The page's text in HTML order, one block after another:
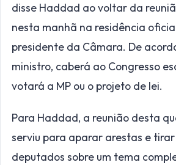
disse Haddad ao voltar da
nesta manhã na residência
presidente da Câmara. De
ministro, caberá ao Congresso
votará a MP ou o projeto de lei.
Para Haddad, a reunião desta
serviu para aparar arestas e
deputados sobre um tema